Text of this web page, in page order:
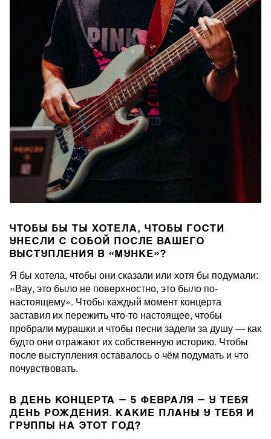
ЧТОБЫ БЫ ТЫ ХОТЕЛА, ЧТОБЫ ГОСТИ
УНЕСЛИ С СОБОЙ ПОСЛЕ ВАШЕГО
ВЫСТУПЛЕНИЯ В «МУНКЕ»?
Я бы хотела, чтобы они сказали или хотя бы подумали:
«Вау, это было не поверхностно, это было по-
настоящему». Чтобы каждый момент концерта
заставил их пережить что-то настоящее, чтобы
пробрали мурашки и чтобы песни задели за душу — как
будто они отражают их собственную историю. Чтобы
после выступления оставалось о чём подумать и что
почувствовать.
В ДЕНЬ КОНЦЕРТА — 5 ФЕВРАЛЯ — У ТЕБЯ
ДЕНЬ РОЖДЕНИЯ. КАКИЕ ПЛАНЫ У ТЕБЯ И
ГРУППЫ НА ЭТОТ ГОД?